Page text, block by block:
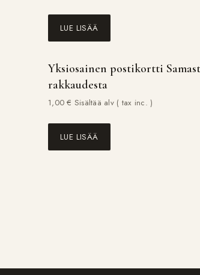
LUE LISÄÄ
Yksiosainen postikortti
rakkaudesta
1,00€ Sisältää alv ( tax inc. )
LUE LISÄÄ